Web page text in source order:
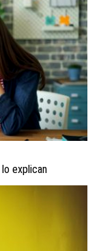
explican